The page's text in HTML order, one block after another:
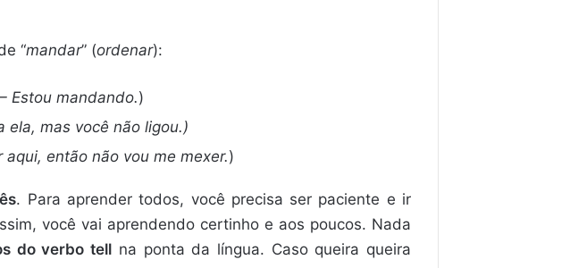
“mandar” (ordenar):
Estou mandando.)
ela, mas você não ligou.)
aqui, então não vou me mexer.)
. Para aprender todos, você precisa ser paciente e ir
você vai aprendendo certinho e aos poucos. Nada
do verbo tell na ponta da língua. Caso queira queira